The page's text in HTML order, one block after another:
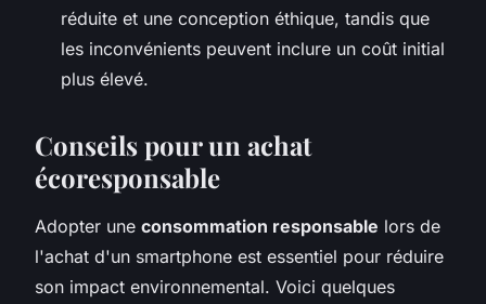
réduite et une conception éthique, tandis que
les inconvénients peuvent inclure un coût initial
plus élevé.
Conseils pour un achat
écoresponsable
Adopter une consommation responsable lors de
l'achat d'un smartphone est essentiel pour réduire
son impact environnemental. Voici quelques